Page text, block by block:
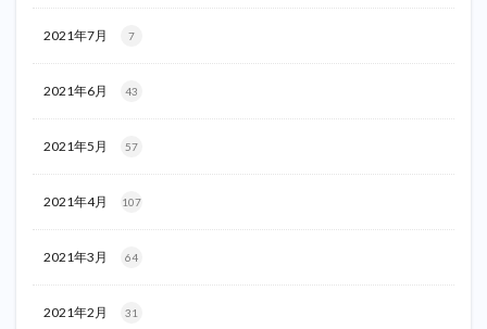
2021年7月 7
2021年6月 43
2021年5月 57
2021年4月 107
2021年3月 64
2021年2月 31